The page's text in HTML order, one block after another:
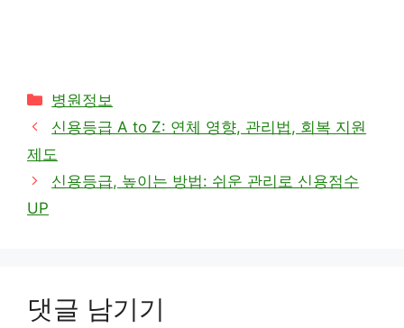
카
테
리
병원정보
신용등급 A to Z: 연체 영향, 관리법, 회복 지원
제도
신용등급, 높이는 방법: 쉬운 관리로 신용점수
UP
댓글 남기기